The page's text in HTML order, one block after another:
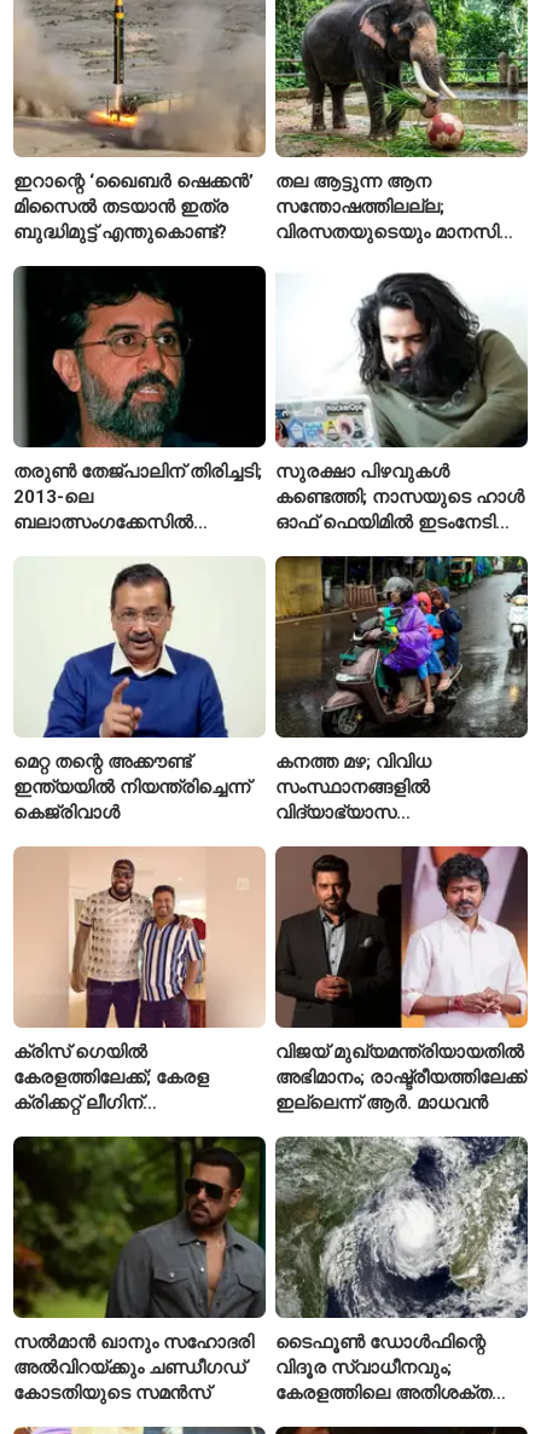
ഇറാന്റെ ‘ഖൈബർ ഷെക്കൻ’
മിസൈൽ തടയാൻ ഇത്ര
ബുദ്ധിമുട്ട് എന്തുകൊണ്ട്?
തല ആട്ടുന്ന ആന
സന്തോഷത്തിലല്ല;
വിരസതയുടെയും മാനസിക
ലക്ഷണമെന്ന് വിദഗ്ധർ
തരുൺ തേജ്പാലിന് തിരിച്ചടി;
2013-ലെ
ബലാത്സംഗക്കേസിൽ
ഹൈക്കോടതി
സുരക്ഷാ പിഴവുകൾ
കണ്ടെത്തി; നാസയുടെ ഹാൾ
ഓഫ് ഫെയിമിൽ ഇടംനേടി
മെറ്റ തന്റെ അക്കൗണ്ട്
ഇന്ത്യയിൽ നിയന്ത്രിച്ചെന്ന്
കെജ്‌രിവാൾ
കനത്ത മഴ; വിവിധ
സംസ്ഥാനങ്ങളിൽ
വിദ്യാഭ്യാസ
പ്രഖ്യാപിച്ചു
ക്രിസ് ഗെയിൽ
കേരളത്തിലേക്ക്; കേരള
ക്രിക്കറ്റ് ലീഗിന്
താരങ്ങൾക്ക് പരിശീലനം
നൽകും
വിജയ് മുഖ്യമന്ത്രിയായതിൽ
അഭിമാനം; രാഷ്ട്രീയത്തിലേക്ക്
ഇല്ലെന്ന് ആർ. മാധവൻ
സൽമാൻ ഖാനും സഹോദരി
അൽവിറയ്ക്കും ചണ്ഡീഗഡ്
കോടതിയുടെ സമൻസ്
ടൈഫൂൺ ഡോൾഫിന്റെ
വിദൂര സ്വാധീനവും;
കേരളത്തിലെ അതിശക്ത